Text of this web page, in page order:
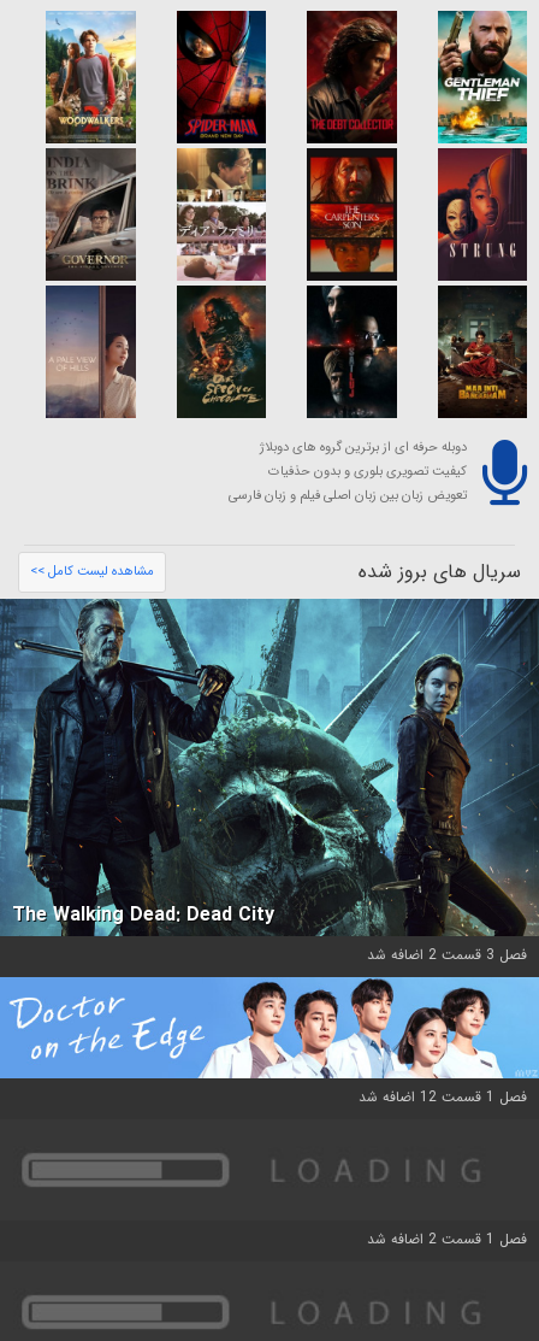
دوبله حرفه ای از برترین گروه های دوبلاژ
کیفیت تصویری بلوری و بدون حذفیات
تعویض زبان بین زبان اصلی فیلم و زبان فارسی
سریال های بروز شده مشاهده لیست کامل >>
The Walking Dead: Dead City
فصل 3 قسمت 2 اضافه شد
فصل 1 قسمت 12 اضافه شد
فصل 1 قسمت 2 اضافه شد